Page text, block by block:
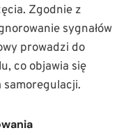
Zgodnie z
sygnałów
prowadzi do
co objawia się